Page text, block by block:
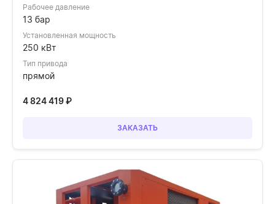
Рабочее давление
13 бар
Установленная мощность
250 кВт
Тип привода
прямой
4 824 419₽
ЗАКАЗАТЬ